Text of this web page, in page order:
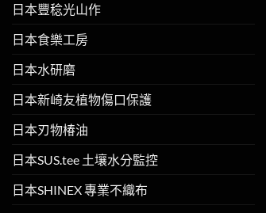
日本豐稔光山作
日本食樂工房
日本水研磨
日本新崎友植物傷口保護
日本刃物椿油
日本SUS.tee 土壤水分監控
日本SHINEX 專業不織布